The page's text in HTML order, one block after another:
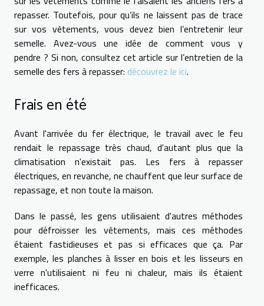
repasser. Toutefois, pour qu’ils ne laissent pas de trace
sur vos vêtements, vous devez bien l’entretenir leur
semelle. Avez-vous une idée de comment vous y
pendre ? Si non, consultez cet article sur l’entretien de la
semelle des fers à repasser: découvrez le ici.
Frais en été
Avant l'arrivée du fer électrique, le travail avec le feu
rendait le repassage très chaud, d'autant plus que la
climatisation n'existait pas. Les fers à repasser
électriques, en revanche, ne chauffent que leur surface de
repassage, et non toute la maison.
Dans le passé, les gens utilisaient d'autres méthodes
pour défroisser les vêtements, mais ces méthodes
étaient fastidieuses et pas si efficaces que ça. Par
exemple, les planches à lisser en bois et les lisseurs en
verre n'utilisaient ni feu ni chaleur, mais ils étaient
inefficaces.